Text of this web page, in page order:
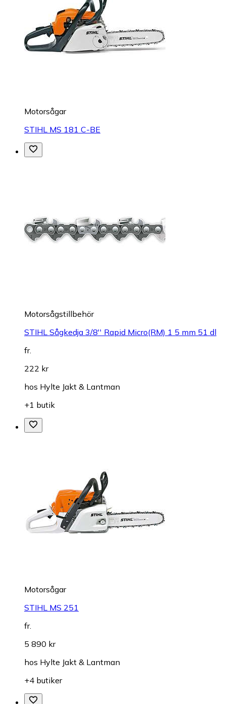
Motorsågar
STIHL MS 181 C-BE
Motorsågstillbehör
STIHL Sågkedja 3/8'' Rapid Micro(RM) 1 5 mm 51 dl
fr.
222 kr
hos Hylte Jakt & Lantman
+1 butik
Motorsågar
STIHL MS 251
fr.
5 890 kr
hos Hylte Jakt & Lantman
+4 butiker